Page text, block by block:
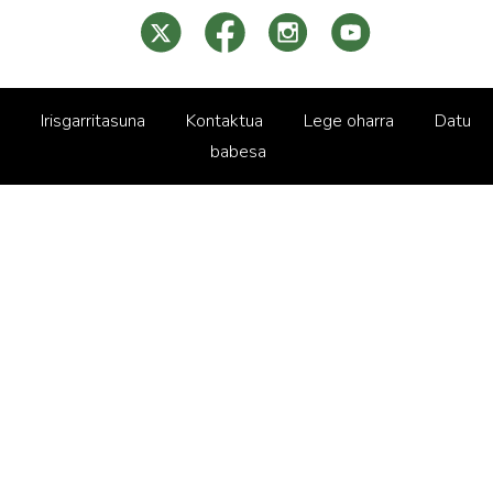
Irisgarritasuna Kontaktua Lege oharra
Datu
babesa